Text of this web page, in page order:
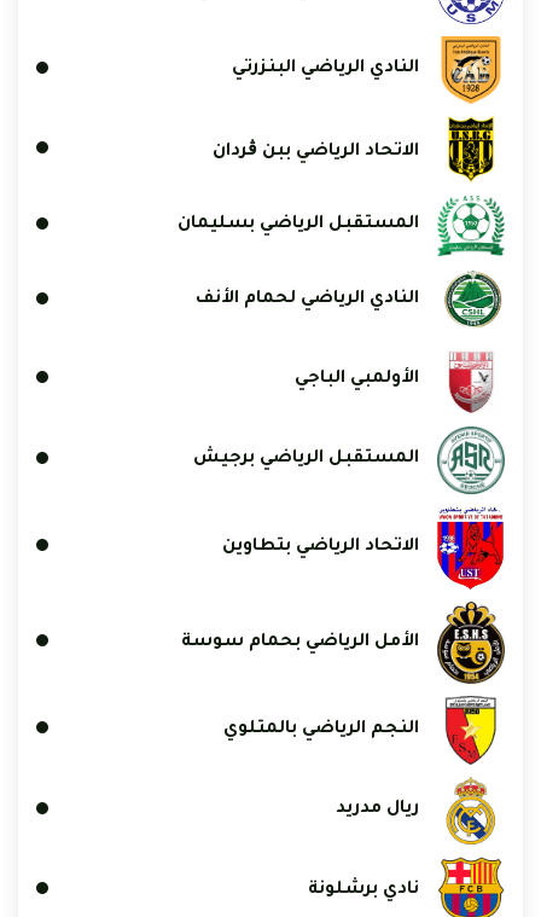
النادي الرياضي البنزرتي
الاتحاد الرياضي ببن ڨردان
المستقبل الرياضي بسليمان
النادي الرياضي لحمام الأنف
الأولمبي الباجي
المستقبل الرياضي برجيش
الاتحاد الرياضي بتطاوين
الأمل الرياضي بحمام سوسة
النجم الرياضي بالمتلوي
ريال مدريد
نادي برشلونة